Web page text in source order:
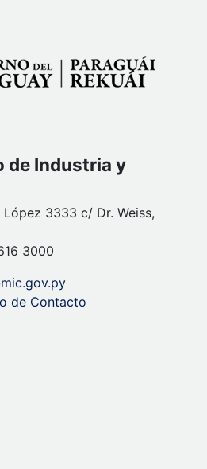
de Industria y
López 3333 c/ Dr. Weiss,
3000
de Contacto